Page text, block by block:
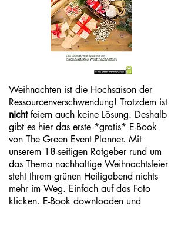
Weihnachten ist die Hochsaison der
Ressourcenverschwendung! Trotzdem ist
nichtfeiern auch keine Lösung. Deshalb
gibt es hier das erste *gratis* E-Book
von The Green Event Planner. Mit
unserem 18-seitigen Ratgeber rund um
das Thema nachhaltige Weihnachtsfeier
steht Ihrem grünen Heiligabend nichts
mehr im Weg. Einfach auf das Foto
klicken, E-Book downloaden und